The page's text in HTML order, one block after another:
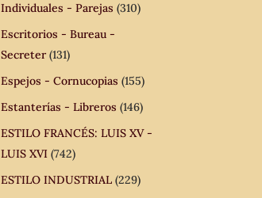
Individuales - Parejas (310)
Escritorios - Bureau -
Secreter (131)
Espejos - Cornucopias (155)
Estanterías - Libreros (146)
ESTILO FRANCÉS: LUIS XV -
LUIS XVI (742)
ESTILO INDUSTRIAL (229)